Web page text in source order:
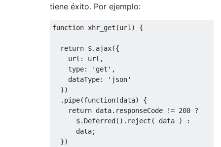
tiene éxito. Por ejemplo:
function xhr_get (url ) {
return $. ajax({
    url
: url ,
    type
: 'get' ,
    dataType
:
'json'
})
. pipe(function(data)
{
return data. responseCode != 200 ?
      $
. Deferred(). reject ( data )
:
      data
;
})